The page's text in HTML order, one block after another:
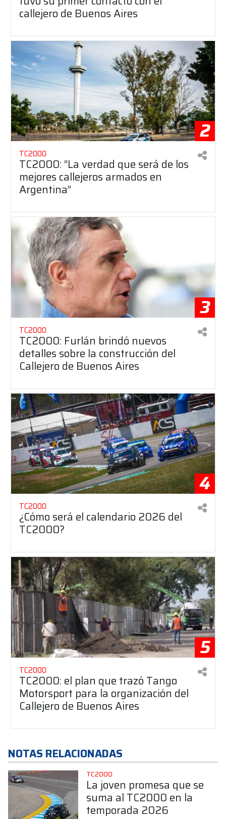
callejero de Buenos Aires
2
TC2000
TC2000: “La verdad que será de los
mejores callejeros armados en
Argentina”
3
TC2000
TC2000: Furlán brindó nuevos
detalles sobre la construcción del
Callejero de Buenos Aires
4
TC2000
¿Cómo será el calendario 2026 del
TC2000?
5
TC2000
TC2000: el plan que trazó Tango
Motorsport para la organización del
Callejero de Buenos Aires
NOTAS RELACIONADAS
TC2000
La joven promesa que se
suma al TC2000 en la
temporada 2026